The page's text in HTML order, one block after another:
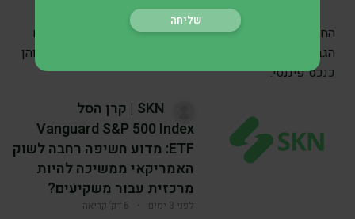
לפני 2 ימים •
החשיבות הגוברת של מתכות יקרות בתיקי השקעות גלובליים
הגבירה מחדש את תשומת הלב לכסף הן כסחורה תעשייתית והן
כנכס פיננסי.
SKN | קרן הסל
Vanguard S&P 500 Index
ETF: מדוע חשיפה רחבה לשוק
האמריקאי ממשיכה להיות
מרכזית עבור משקיעים?
לפני 3 ימים • 6 דק’ קריאה